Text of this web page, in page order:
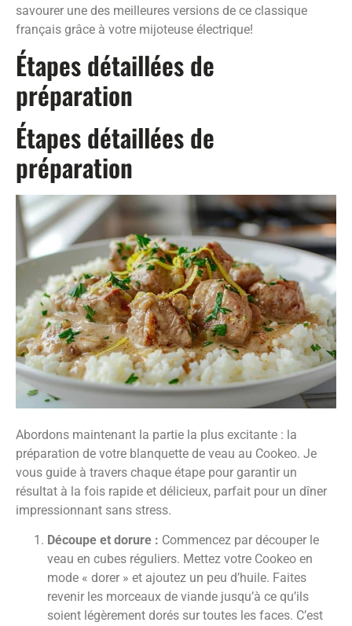
savourer une des meilleures versions de ce classique
français grâce à votre mijoteuse électrique!
Étapes détaillées de
préparation
Étapes détaillées de
préparation
Abordons maintenant la partie la plus excitante : la
préparation de votre blanquette de veau au Cookeo. Je
vous guide à travers chaque étape pour garantir un
résultat à la fois rapide et délicieux, parfait pour un dîner
impressionnant sans stress.
Découpe et dorure : Commencez par découper le
veau en cubes réguliers. Mettez votre Cookeo en
mode « dorer » et ajoutez un peu d’huile. Faites
revenir les morceaux de viande jusqu’à ce qu’ils
soient légèrement dorés sur toutes les faces. C’est